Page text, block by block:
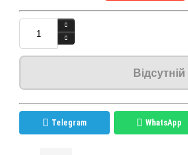
Відсутній
Telegram WhatsApp